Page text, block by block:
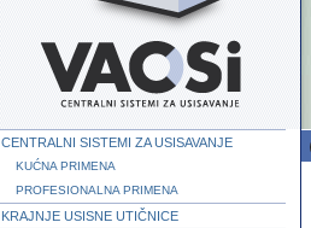
CENTRALNI SISTEMI ZA USISAVANJE
KUĆNA PRIMENA
PROFESIONALNA PRIMENA
KRAJNJE USISNE UTIČNICE